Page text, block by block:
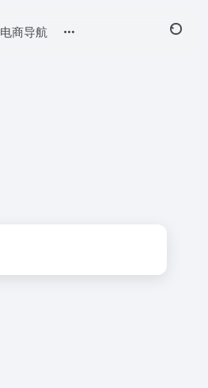
电商导航